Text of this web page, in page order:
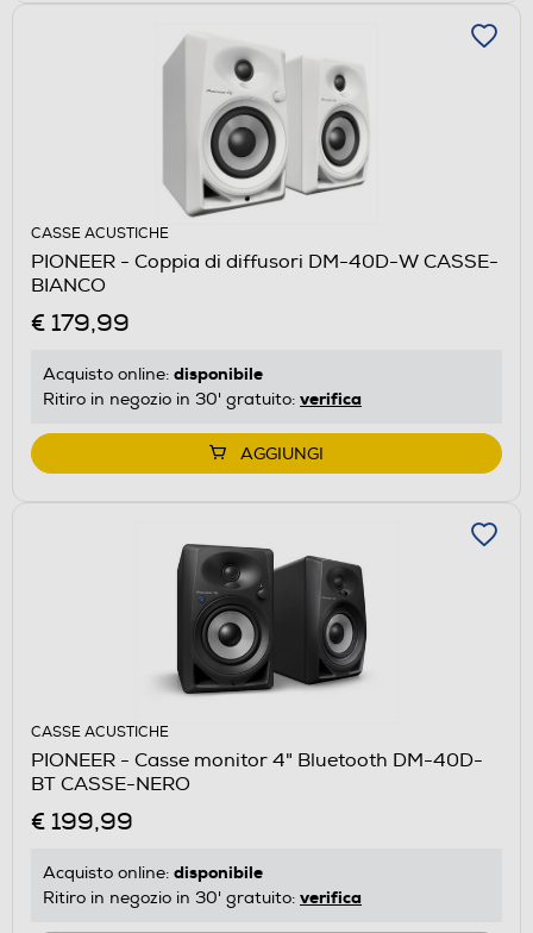
CASSE ACUSTICHE
PIONEER - Coppia di diffusori DM-40D-W CASSE-
BIANCO
€ 179,99
Acquisto online: disponibile
Ritiro in negozio in 30' gratuito: verifica
AGGIUNGI
CASSE ACUSTICHE
PIONEER - Casse monitor 4" Bluetooth DM-40D-
BT CASSE-NERO
€ 199,99
Acquisto online: disponibile
Ritiro in negozio in 30' gratuito: verifica